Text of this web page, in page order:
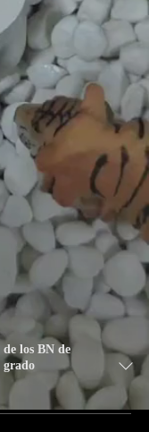
los BN de
grado